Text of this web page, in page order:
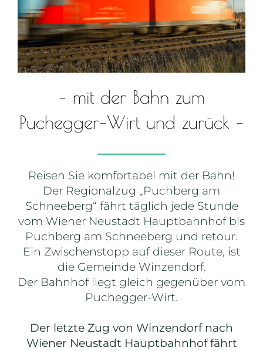
– mit der Bahn zum
Puchegger–Wirt und zurück –
Reisen Sie komfortabel mit der Bahn!
Der Regionalzug „Puchberg am
Schneeberg“ fährt täglich jede Stunde
vom Wiener Neustadt Hauptbahnhof bis
Puchberg am Schneeberg und retour.
Ein Zwischenstopp auf dieser Route, ist
die Gemeinde Winzendorf.
Der Bahnhof liegt gleich gegenüber vom
Puchegger-Wirt.
Der letzte Zug von Winzendorf nach
Wiener Neustadt Hauptbahnhof fährt